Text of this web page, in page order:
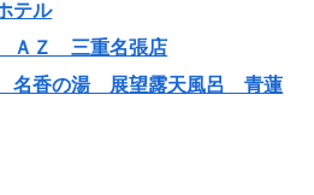
テル
ＡＺ 三重名張店
名香の湯 展望露天風呂 青蓮